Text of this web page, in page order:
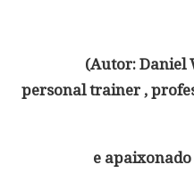
(Autor: Daniel
personal trainer ,
e